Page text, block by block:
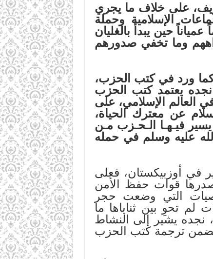
على خلاف ما يجري
الإسلامية وحملة
حين يبدأ بالغليان
وما تخفي صدورهم
كما ورد في كتب الحزب،
يعتمد كتب الحزب
العالم الإسلامي، على
عن معترك الحياة،
فيـهـا الـحـزب مـن
عليه وسلم في حمله
أوزبيكستان، فعلى
قوات حفظ الأمن
التي وضعت حجر
تحوِ بين ثناياها ما
يشير إلى النشاط
ترجمة كتب الحزب